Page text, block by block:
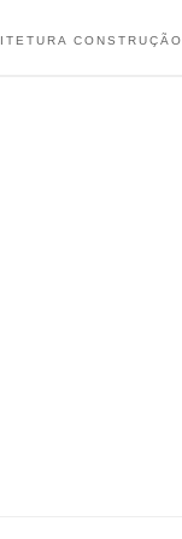
CONSTRUÇÃO